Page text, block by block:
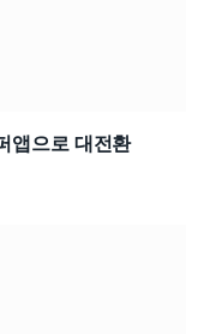
앱으로 대전환